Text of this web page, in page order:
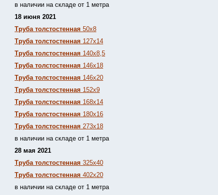
в наличии на складе от 1 метра
18 июня 2021
Труба толстостенная 50х8
Труба толстостенная 127х14
Труба толстостенная 140х8,5
Труба толстостенная 146х18
Труба толстостенная 146х20
Труба толстостенная 152х9
Труба толстостенная 168х14
Труба толстостенная 180х16
Труба толстостенная 273х18
в наличии на складе от 1 метра
28 мая 2021
Труба толстостенная 325х40
Труба толстостенная 402х20
в наличии на складе от 1 метра